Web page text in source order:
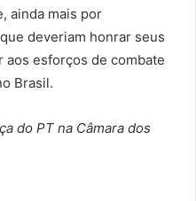
ainda mais por
deveriam honrar seus
aos esforços de combate
Brasil.
do PT na Câmara dos